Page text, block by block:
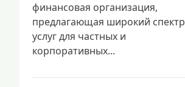
финансовая организация,
предлагающая широкий спектр
услуг для частных и
корпоративных...